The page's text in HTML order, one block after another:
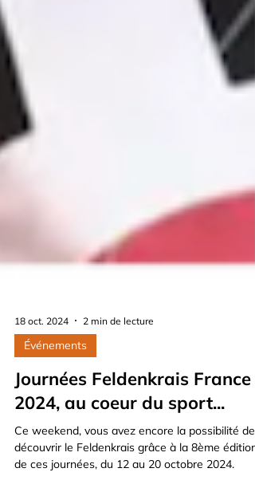
18 oct. 2024 2 min de lecture
Événements
Journées Feldenkrais France
2024, au coeur du sport...